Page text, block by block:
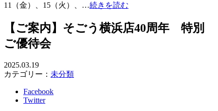
11（金）、15（火）、…続きを読む
【ご案内】そごう横浜店40周年 特別
ご優待会
2025.03.19
カテゴリー： 未分類
Facebook
Twitter